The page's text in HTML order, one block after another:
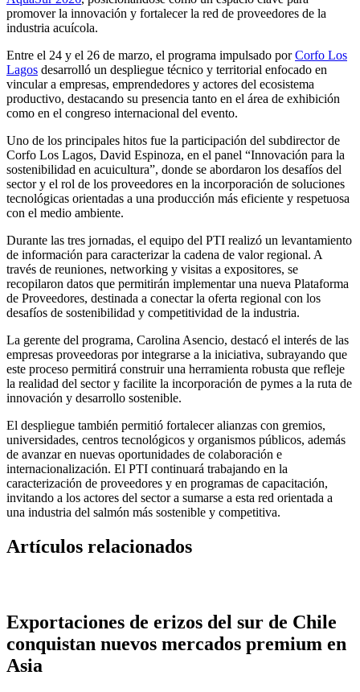
promover la innovación y fortalecer la red de proveedores de la
industria acuícola.
Entre el 24 y el 26 de marzo, el programa impulsado porCorfo Los
Lagos desarrolló un despliegue técnico y territorial enfocado en
vincular a empresas, emprendedores y actores del ecosistema
productivo, destacando su presencia tanto en el área de exhibición
como en el congreso internacional del evento.
Uno de los principales hitos fue la participación del subdirector de
Corfo Los Lagos, David Espinoza, en el panel “Innovación para la
sostenibilidad en acuicultura”, donde se abordaron los desafíos del
sector y el rol de los proveedores en la incorporación de soluciones
tecnológicas orientadas a una producción más eficiente y respetuosa
con el medio ambiente.
Durante las tres jornadas, el equipo del PTI realizó un levantamiento
de información para caracterizar la cadena de valor regional. A
través de reuniones, networking y visitas a expositores, se
recopilaron datos que permitirán implementar una nueva Plataforma
de Proveedores, destinada a conectar la oferta regional con los
desafíos de sostenibilidad y competitividad de la industria.
La gerente del programa, Carolina Asencio, destacó el interés de las
empresas proveedoras por integrarse a la iniciativa, subrayando que
este proceso permitirá construir una herramienta robusta que refleje
la realidad del sector y facilite la incorporación de pymes a la ruta de
innovación y desarrollo sostenible.
El despliegue también permitió fortalecer alianzas con gremios,
universidades, centros tecnológicos y organismos públicos, además
de avanzar en nuevas oportunidades de colaboración e
internacionalización. El PTI continuará trabajando en la
caracterización de proveedores y en programas de capacitación,
invitando a los actores del sector a sumarse a esta red orientada a
una industria del salmón más sostenible y competitiva.
Artículos relacionados
Exportaciones de erizos del sur de Chile
conquistan nuevos mercados premium en
Asia